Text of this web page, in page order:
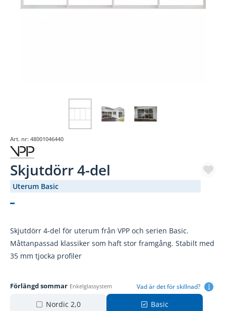
Art. nr: 48001046440
Skjutdörr 4-del
Uterum Basic
Skjutdörr 4-del för uterum från VPP och serien Basic.
Måttanpassad klassiker som haft stor framgång. Stabilt med
35 mm tjocka profiler
Förlängd sommar Enkelglassystem Vad är det för skillnad?
Nordic 2,0 Basic